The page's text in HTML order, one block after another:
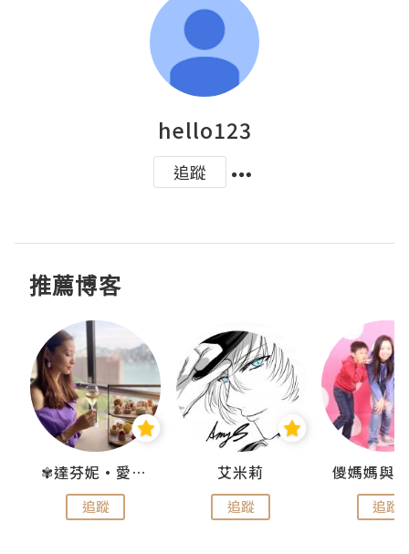
hello123
追蹤
推薦博客
✾達芬妮•愛孩子•愛生活✾
追蹤
艾米莉
追蹤 追蹤